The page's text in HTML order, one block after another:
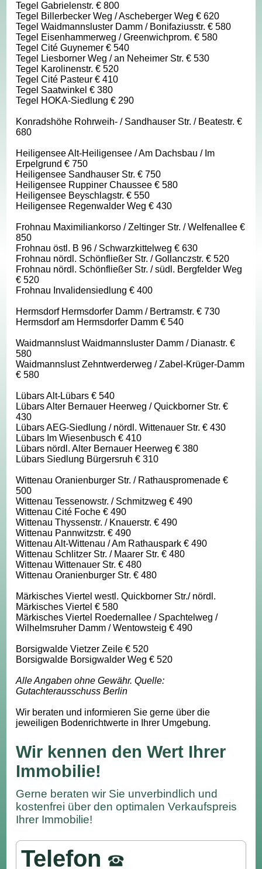
Tegel Gabrielenstr. € 800
Tegel Billerbecker Weg / Ascheberger Weg € 620
Tegel Waidmannsluster Damm / Bonifaziusstr. € 580
Tegel Eisenhammerweg / Greenwichprom. € 580
Tegel Cité Guynemer € 540
Tegel Liesborner Weg / an Neheimer Str. € 530
Tegel Karolinenstr. € 520
Tegel Cité Pasteur € 410
Tegel Saatwinkel € 380
Tegel HOKA-Siedlung € 290
Konradshöhe Rohrweih- / Sandhauser Str. / Beatestr. €
680
Heiligensee Alt-Heiligensee / Am Dachsbau / Im
Erpelgrund € 750
Heiligensee Sandhauser Str. € 750
Heiligensee Ruppiner Chaussee € 580
Heiligensee Beyschlagstr. € 550
Heiligensee Regenwalder Weg € 430
Frohnau Maximiliankorso / Zeltinger Str. / Welfenallee €
850
Frohnau östl. B 96 / Schwarzkittelweg € 630
Frohnau nördl. Schönfließer Str. / Gollanczstr. € 520
Frohnau nördl. Schönfließer Str. / südl. Bergfelder Weg
€ 520
Frohnau Invalidensiedlung € 400
Hermsdorf Hermsdorfer Damm / Bertramstr. € 730
Hermsdorf am Hermsdorfer Damm € 540
Waidmannslust Waidmannsluster Damm / Dianastr. €
580
Waidmannslust Zehntwerderweg / Zabel-Krüger-Damm
€ 580
Lübars Alt-Lübars € 540
Lübars Alter Bernauer Heerweg / Quickborner Str. €
430
Lübars AEG-Siedlung / nördl. Wittenauer Str. € 430
Lübars Im Wiesenbusch € 410
Lübars nördl. Alter Bernauer Heerweg € 380
Lübars Siedlung Bürgersruh € 310
Wittenau Oranienburger Str. / Rathauspromenade €
500
Wittenau Tessenowstr. / Schmitzweg € 490
Wittenau Cité Foche € 490
Wittenau Thyssenstr. / Knauerstr. € 490
Wittenau Pannwitzstr. € 490
Wittenau Alt-Wittenau / Am Rathauspark € 490
Wittenau Schlitzer Str. / Maarer Str. € 480
Wittenau Wittenauer Str. € 480
Wittenau Oranienburger Str. € 480
Märkisches Viertel westl. Quickborner Str./ nördl.
Märkisches Viertel € 580
Märkisches Viertel Roedernallee / Spachtelweg /
Wilhelmsruher Damm / Wentowsteig € 490
Borsigwalde Vietzer Zeile € 520
Borsigwalde Borsigwalder Weg € 520
Alle Angaben ohne Gewähr. Quelle:
Gutachterausschuss Berlin
Wir beraten und informieren Sie gerne über die
jeweiligen Bodenrichtwerte in Ihrer Umgebung.
Wir kennen den Wert Ihrer
Immobilie!
Gerne beraten wir Sie unverbindlich und
kostenfrei über den optimalen Verkaufspreis
Ihrer Immobilie!
Telefon